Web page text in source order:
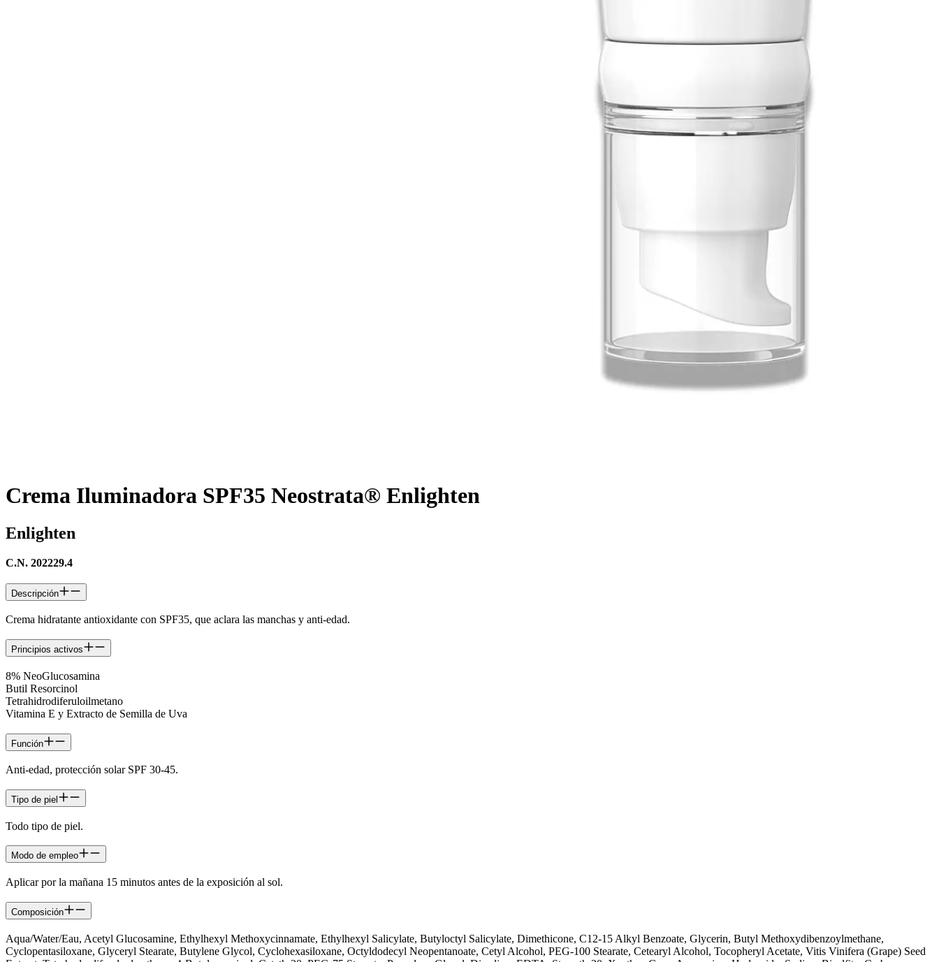
Crema Iluminadora SPF35 Neostrata® Enlighten
Enlighten
C.N. 202229.4
Descripción
Crema hidratante antioxidante con SPF35, que aclara las manchas y anti-edad.
Principios activos
8% NeoGlucosamina
Butil Resorcinol
Tetrahidrodiferuloilmetano
Vitamina E y Extracto de Semilla de Uva
Función
Anti-edad, protección solar SPF 30-45.
Tipo de piel
Todo tipo de piel.
Modo de empleo
Aplicar por la mañana 15 minutos antes de la exposición al sol.
Composición
Aqua/Water/Eau, Acetyl Glucosamine, Ethylhexyl Methoxycinnamate, Ethylhexyl Salicylate, Butyloctyl Salicylate, Dimethicone, C12-15 Alkyl Benzoate, Glycerin, Butyl Methoxydibenzoylmethane,
Cyclopentasiloxane, Glyceryl Stearate, Butylene Glycol, Cyclohexasiloxane, Octyldodecyl Neopentanoate, Cetyl Alcohol, PEG-100 Stearate, Cetearyl Alcohol, Tocopheryl Acetate, Vitis Vinifera (Grape) Seed